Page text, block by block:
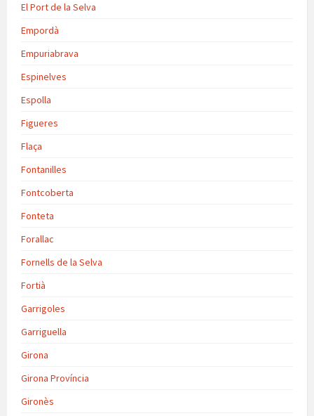
El Port de la Selva
Empordà
Empuriabrava
Espinelves
Espolla
Figueres
Flaça
Fontanilles
Fontcoberta
Fonteta
Forallac
Fornells de la Selva
Fortià
Garrigoles
Garriguella
Girona
Girona Província
Gironès